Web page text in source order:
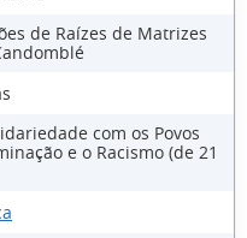
de Raízes de Matrizes
com os Povos
e o Racismo (de 21